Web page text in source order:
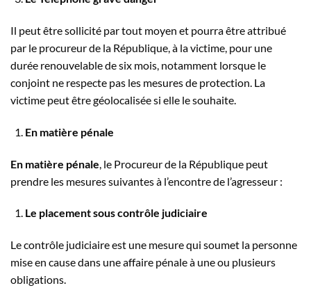
Il peut être sollicité par tout moyen et pourra être attribué
par le procureur de la République, à la victime, pour une
durée renouvelable de six mois, notamment lorsque le
conjoint ne respecte pas les mesures de protection. La
victime peut être géolocalisée si elle le souhaite.
En matière pénale
En matière pénale , le Procureur de la République peut
prendre les mesures suivantes à l’encontre de l’agresseur :
Le placement sous contrôle judiciaire
Le contrôle judiciaire est une mesure qui soumet la personne
mise en cause dans une affaire pénale à une ou plusieurs
obligations.